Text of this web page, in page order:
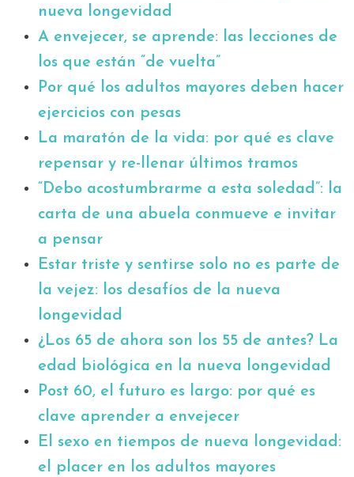
nueva longevidad
A envejecer, se aprende: las lecciones de
los que están “de vuelta”
Por qué los adultos mayores deben hacer
ejercicios con pesas
La maratón de la vida: por qué es clave
repensar y re-llenar últimos tramos
“Debo acostumbrarme a esta soledad”: la
carta de una abuela conmueve e invitar
a pensar
Estar triste y sentirse solo no es parte de
la vejez: los desafíos de la nueva
longevidad
¿Los 65 de ahora son los 55 de antes? La
edad biológica en la nueva longevidad
Post 60, el futuro es largo: por qué es
clave aprender a envejecer
El sexo en tiempos de nueva longevidad:
el placer en los adultos mayores